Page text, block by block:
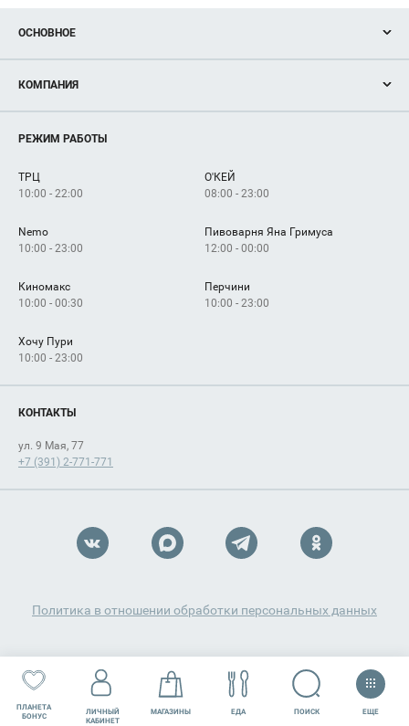
ПЛАНЕТА
БОНУС
ЛИЧНЫЙ
КАБИНЕТ
МАГАЗИНЫ ЕДА РАЗВЛЕЧЕНИЯ СЕРВИСЫ
ПОИСК ЕЩЕ
ОСНОВНОЕ
Новости
Магазины
Услуги
КОМПАНИЯ
Рекламодателям
Как добраться
РЕЖИМ РАБОТЫ
ТРЦ
10:00 - 22:00
О'КЕЙ
08:00 - 23:00
Nemo
10:00 - 23:00
Пивоварня Яна Гримуса
12:00 - 00:00
Киномакс
10:00 - 00:30
Перчини
10:00 - 23:00
Хочу Пури
10:00 - 23:00
КОНТАКТЫ
ул. 9 Мая, 77
+7 (391) 2-771-771
Политика в отношении обработки персональных данных